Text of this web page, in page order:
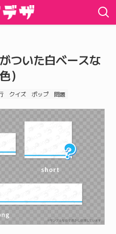
ついた白ベースな
）
クイズ ポップ 問題